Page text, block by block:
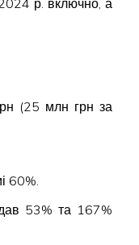
(25 млн грн за
60%.
53% та 167%